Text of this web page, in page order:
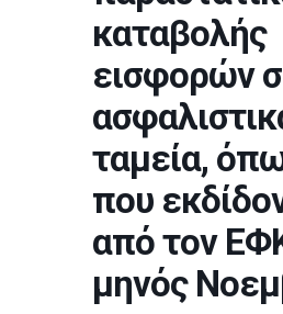
καταβολής
εισφορών
ταμεία,
που
από τον
μηνός